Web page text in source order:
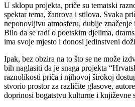
U sklopu projekta, priče su tematski
spektar tema, žanrova i stilova. Svaka
neponovljivu atmosferu, dublje značenje
Bilo da se radi o poetskim djelima,
ima svoje mjesto i donosi jedinstveni
Ipak, bez obzira na to što se ne može
bih naglasiti da je snaga projekta
raznolikosti priča i njihovoj širokoj
stvorio prostor za različite glasove,
doprinosi bogatstvu kulturne i književne